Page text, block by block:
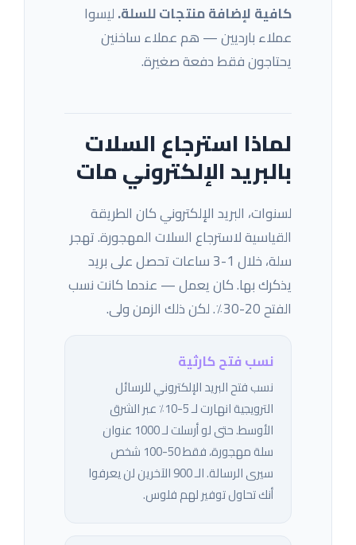
كافية لإضافة منتجات للسلة.ليسوا
عملاء بارديين — هم عملاء ساخنين
يحتاجون فقط دفعة صغيرة.
لماذا استرجاع السلات
بالبريد الإلكتروني مات
لسنوات، البريد الإلكتروني كان الطريقة
القياسية لاسترجاع السلات المهجورة. تهجر
سلة، خلال 1-3 ساعات تحصل على بريد
يذكرك بها. كان يعمل — عندما كانت نسب
الفتح 20-30٪. لكن ذلك الزمن ولى.
نسب فتح كارثية
نسب فتح البريد الإلكتروني للرسائل
الترويجية انهارت لـ 5-10٪ عبر الشرق
الأوسط. حتى لو أرسلت لـ 1000 عنوان
سلة مهجورة، فقط 50-100 شخص
سيرى الرسالة. الـ 900 الآخرين لن يعرفوا
أنك تحاول توفير لهم فلوس.